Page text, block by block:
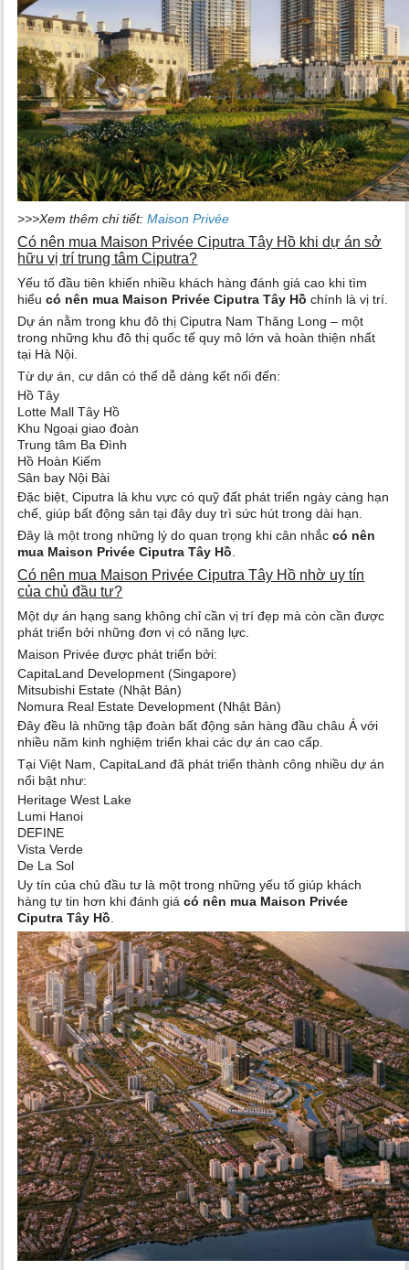
>>>Xem thêm chi tiết:Maison Privée
Có nên mua Maison Privée Ciputra Tây Hồ khi dự án sở
hữu vị trí trung tâm Ciputra?
Yếu tố đầu tiên khiến nhiều khách hàng đánh giá cao khi tìm
hiểucó nên mua Maison Privée Ciputra Tây Hồ chính là vị trí.
Dự án nằm trong khu đô thị Ciputra Nam Thăng Long – một
trong những khu đô thị quốc tế quy mô lớn và hoàn thiện nhất
tại Hà Nội.
Từ dự án, cư dân có thể dễ dàng kết nối đến:
Hồ Tây
Lotte Mall Tây Hồ
Khu Ngoại giao đoàn
Trung tâm Ba Đình
Hồ Hoàn Kiếm
Sân bay Nội Bài
Đặc biệt, Ciputra là khu vực có quỹ đất phát triển ngày càng hạn
chế, giúp bất động sản tại đây duy trì sức hút trong dài hạn.
Đây là một trong những lý do quan trọng khi cân nhắccó nên
mua Maison Privée Ciputra Tây Hồ
Có nên mua Maison Privée Ciputra Tây Hồ nhờ uy tín
của chủ đầu tư?
Một dự án hạng sang không chỉ cần vị trí đẹp mà còn cần được
phát triển bởi những đơn vị có năng lực.
Maison Privée được phát triển bởi:
CapitaLand Development (Singapore)
Mitsubishi Estate (Nhật Bản)
Nomura Real Estate Development (Nhật Bản)
Đây đều là những tập đoàn bất động sản hàng đầu châu Á với
nhiều năm kinh nghiệm triển khai các dự án cao cấp.
Tại Việt Nam, CapitaLand đã phát triển thành công nhiều dự án
nổi bật như:
Heritage West Lake
Lumi Hanoi
DEFINE
Vista Verde
De La Sol
Uy tín của chủ đầu tư là một trong những yếu tố giúp khách
hàng tự tin hơn khi đánh giácó nên mua Maison Privée
Ciputra Tây Hồ